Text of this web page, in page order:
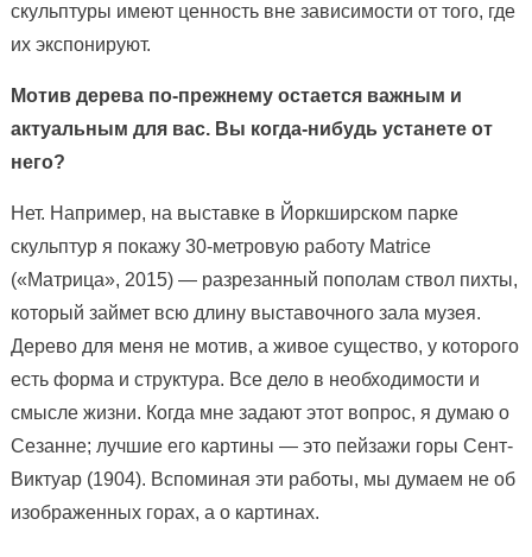
скульптуры имеют ценность вне зависимости от того, где
их экспонируют.
Мотив дерева по-прежнему остается важным и
актуальным для вас. Вы когда-нибудь устанете от
него?
Нет. Например, на выставке в Йоркширском парке
скульптур я покажу 30-метровую работу Matrice
(«Матрица», 2015) — разрезанный пополам ствол пихты,
который займет всю длину выставочного зала музея.
Дерево для меня не мотив, а живое существо, у которого
есть форма и структура. Все дело в необходимости и
смысле жизни. Когда мне задают этот вопрос, я думаю о
Сезанне; лучшие его картины — это пейзажи горы Сент-
Виктуар (1904). Вспоминая эти работы, мы думаем не об
изображенных горах, а о картинах.